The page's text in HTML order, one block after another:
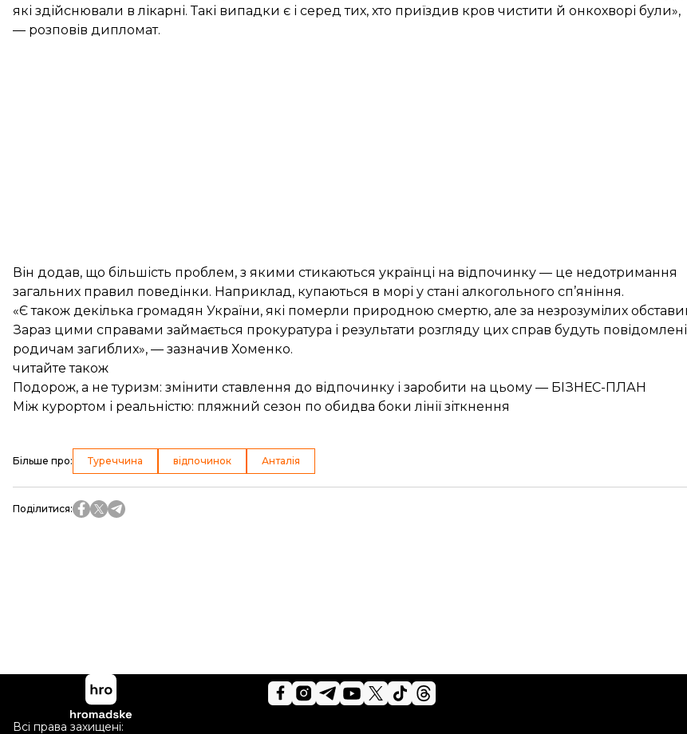
які здійснювали в лікарні. Такі випадки є і серед тих, хто приїздив кров чистити й онкохворі були»,
— розповів дипломат.
Він додав, що більшість проблем, з якими стикаються українці на відпочинку — це недотримання
загальних правил поведінки. Наприклад, купаються в морі у стані алкогольного сп’яніння.
«Є також декілька громадян України, які померли природною смертю, але за незрозумілих
Зараз цими справами займається прокуратура і результати розгляду цих справ будуть повідомлені
родичам загиблих», — зазначив Хоменко.
читайте також
Подорож, а не туризм: змінити ставлення до відпочинку і заробити на цьому — БІЗНЕС-ПЛАН
Між курортом і реальністю: пляжний сезон по обидва боки лінії зіткнення
Більше про: Туреччина відпочинок Анталія
Поділитися:
Всі права захищені: